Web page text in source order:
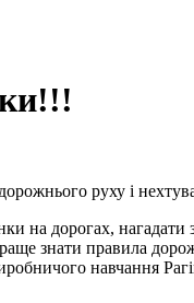
руху і
на дорогах,
знати правила
навчання